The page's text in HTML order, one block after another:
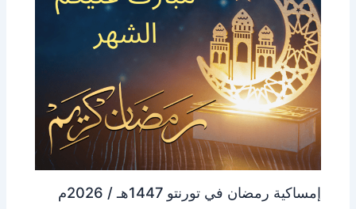
إمساكية رمضان في تورنتو 1447هـ / 2026م